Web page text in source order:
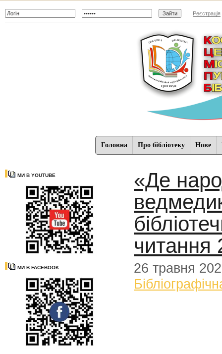
Реєстрація
Головна Про бібліотеку Нове
МИ В YOUTUBE
МИ В FACEBOOK
«Де
читання
26 травня